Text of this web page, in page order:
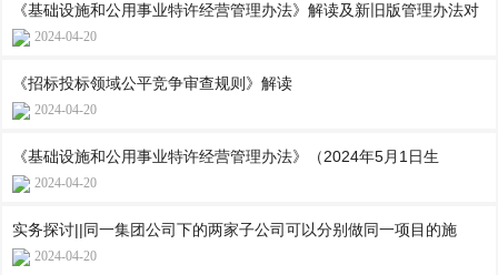
《基础设施和公用事业特许经营管理办法》解读及新旧版管理办法对
2024-04-20
《招标投标领域公平竞争审查规则》解读
2024-04-20
《基础设施和公用事业特许经营管理办法》（2024年5月1日生
2024-04-20
实务探讨||同一集团公司下的两家子公司可以分别做同一项目的施
2024-04-20